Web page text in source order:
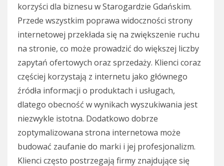
korzyści dla biznesu w Starogardzie Gdańskim.
Przede wszystkim poprawa widoczności strony
internetowej przekłada się na zwiększenie ruchu
na stronie, co może prowadzić do większej liczby
zapytań ofertowych oraz sprzedaży. Klienci coraz
częściej korzystają z internetu jako głównego
źródła informacji o produktach i usługach,
dlatego obecność w wynikach wyszukiwania jest
niezwykle istotna. Dodatkowo dobrze
zoptymalizowana strona internetowa może
budować zaufanie do marki i jej profesjonalizm.
Klienci często postrzegają firmy znajdujące się